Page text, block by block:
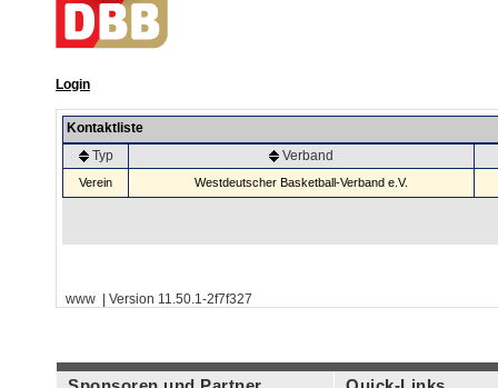
Login
Kontaktliste
Typ
Verband
Verein Westdeutscher Basketball-Verband e.V.
www | Version 11.50.1-2f7f327